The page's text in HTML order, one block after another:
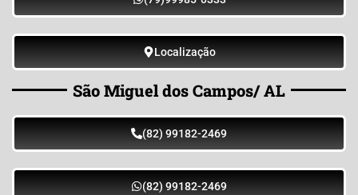
Localização
São Miguel dos Campos/ AL
(82) 99182-2469
(82) 99182-2469